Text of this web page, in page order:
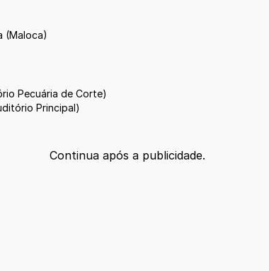
(Maloca)
Pecuária de Corte)
Principal)
Continua após a publicidade.